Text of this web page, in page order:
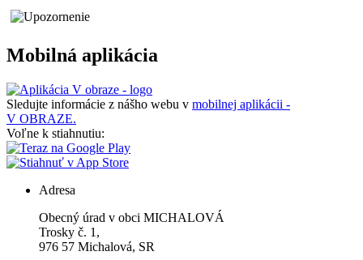
Mobilná aplikácia
Sledujte informácie z nášho webu v mobilnej aplikácii -
V OBRAZE.
Voľne k stiahnutiu:
Adresa
Obecný úrad v obci MICHALOVÁ
Trosky č. 1,
976 57 Michalová, SR